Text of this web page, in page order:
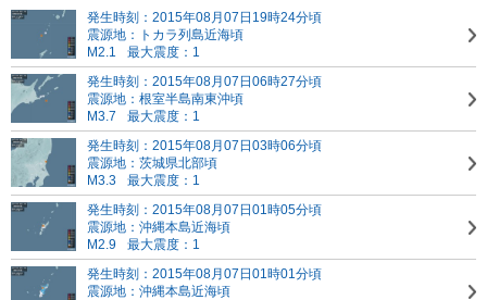
発生時刻：2015年08月07日19時24分頃
震源地：トカラ列島近海頃
M2.1
最大震度：1
発生時刻：2015年08月07日06時27分頃
震源地：根室半島南東沖頃
M3.7
最大震度：1
発生時刻：2015年08月07日03時06分頃
震源地：茨城県北部頃
M3.3
最大震度：1
発生時刻：2015年08月07日01時05分頃
震源地：沖縄本島近海頃
M2.9
最大震度：1
発生時刻：2015年08月07日01時01分頃
震源地：沖縄本島近海頃